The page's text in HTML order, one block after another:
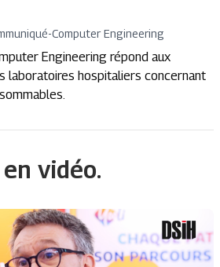
-Computer Engineering
Engineering répond aux
laboratoires hospitaliers concernant
vidéo.